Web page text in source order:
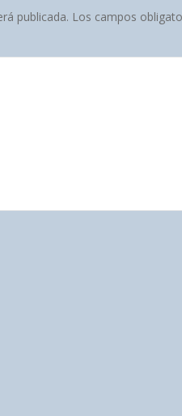
publicada. Los campos